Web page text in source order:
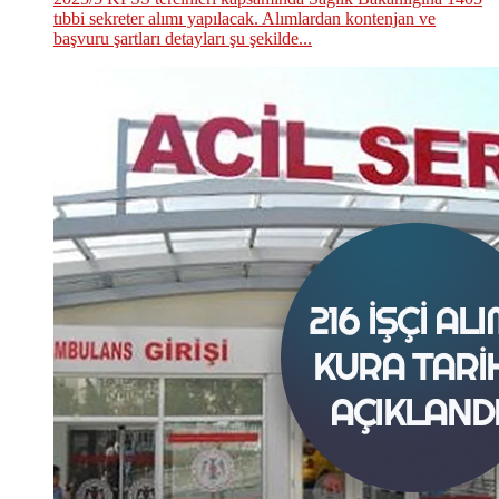
tıbbi sekreter alımı yapılacak. Alımlardan kontenjan ve
başvuru şartları detayları şu şekilde...